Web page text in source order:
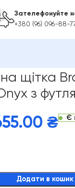
Зателефонуйте
+380 (96) 096-88-
щітка
з
₴ Є
Додати в кошик